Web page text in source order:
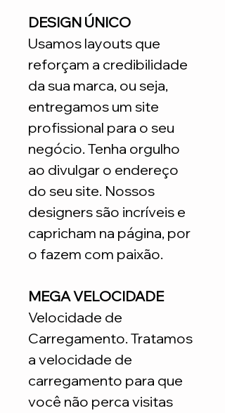
DESIGN ÚNICO
Usamos layouts que
reforçam a credibilidade
da sua marca, ou seja,
entregamos um site
profissional para o seu
negócio. Tenha orgulho
ao divulgar o endereço
do seu site. Nossos
designers são incríveis e
capricham na página, por
o fazem com paixão.
MEGA VELOCIDADE
Velocidade de
Carregamento. Tratamos
a velocidade de
carregamento para que
você não perca visitas